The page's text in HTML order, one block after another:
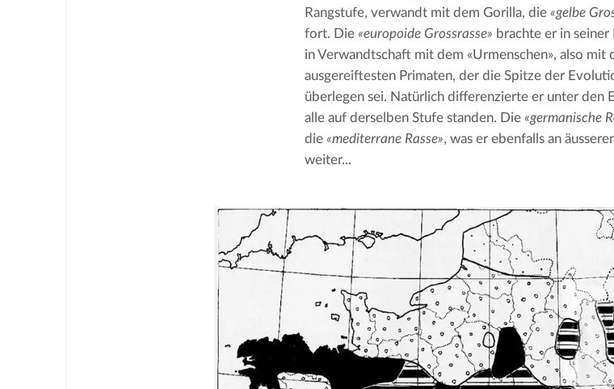
Rangstufe, verwandt mit dem Gorilla, die «gelbe
fort. Die «europoide Grossrasse» brachte er in seiner
in Verwandtschaft mit dem «Urmenschen», also
ausgereiftesten Primaten, der die Spitze der
überlegen sei. Natürlich differenzierte er unter den
alle auf derselben Stufe standen. Die «germanische
die «mediterrane Rasse», was er ebenfalls an
weiter...